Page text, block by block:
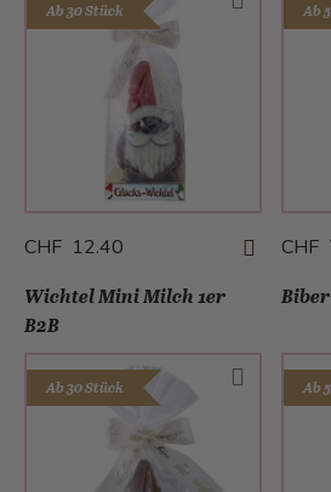
Ab 30 Stück
CHF 12.40
Ab
CHF
Wichtel Mini Milch 1er
B2B
Ab 30 Stück Ab